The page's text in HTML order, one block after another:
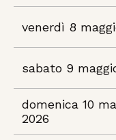
venerdì 8
sabato 9
domenica 10
2026